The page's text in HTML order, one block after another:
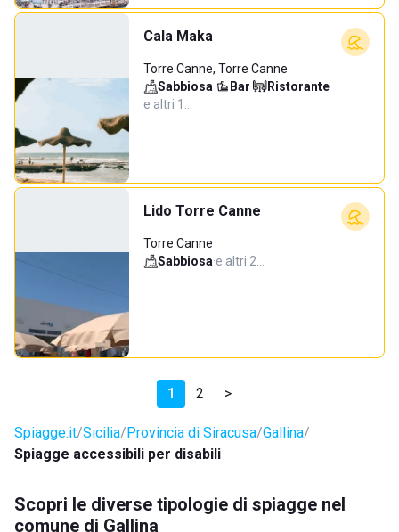
Cala Maka
Torre Canne, Torre Canne
Sabbiosa· Bar· Ristorante·
e altri 1…
Lido Torre Canne
Torre Canne
Sabbiosa·e altri 2…
1 2 >
Spiagge.it Sicilia Provincia di Siracusa Gallina
Spiagge accessibili per disabili
Scopri le diverse tipologie di spiagge nel
comune di Gallina